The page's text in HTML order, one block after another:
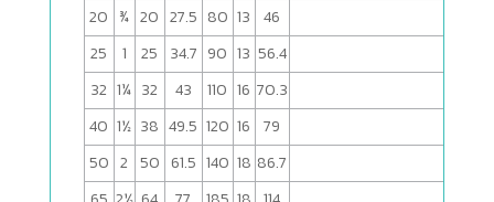
20 ¾ 20 27.5 80 13 46
25
1 25 34.7 90 13 56.4
32 1¼ 32 43 110 16 70.3
40 1½ 38 49.5 120 16 79
50 2 50 61.5 140 18 86.7